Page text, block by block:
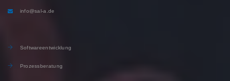
info@sal-a.de
Softwareentwicklung
Prozessberatung